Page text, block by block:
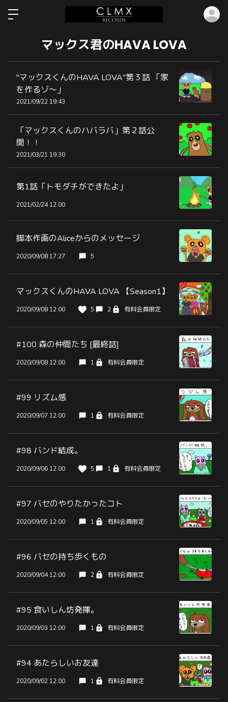
マックス君のHAVA LOVA
"マックスくんのHAVA LOVA"第３話 「家
を作るゾ〜」
2021/09/22 19:43
「マックスくんのハバラバ」第２話公
開！！
2021/03/21 19:30
第1話「トモダチができたよ」
2021/02/24 12:00
脚本作画のAliceからのメッセージ
2020/09/08 17:27 5
マックスくんのHAVA LOVA 【Season1】
2020/09/08 12:00 5 2 有料会員限定
#100 森の仲間たち [最終話]
2020/09/08 12:00 1 有料会員限定
#99 リズム感
2020/09/07 12:00 1 有料会員限定
#98 バンド結成。
2020/09/06 12:00 5 1 有料会員限定
#97 バセのやりたかったコト
2020/09/05 12:00 1 有料会員限定
#96 バセの持ち歩くもの
2020/09/04 12:00 2 有料会員限定
#95 食いしん坊発揮。
2020/09/03 12:00 1 有料会員限定
#94 あたらしいお友達
2020/09/02 12:00 1 有料会員限定